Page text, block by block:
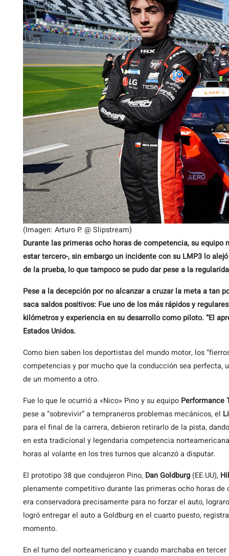
(Imagen: Arturo P. @ Slipstream)
Durante las primeras ocho horas de competencia, su
estar tercero-, sin embargo un incidente con su LMP3 lo
de la prueba, lo que tampoco se pudo dar pese a la
Pese a la decepción por no alcanzar a cruzar la meta a tan
saca saldos positivos: Fue uno de los más rápidos y
kilómetros y experiencia en su desarrollo como piloto. “El
Estados Unidos.
Como bien saben los deportistas del mundo motor, los
competencias y por mucho que la conducción sea perfecta,
de un momento a otro.
Fue lo que le ocurrió a «Nico» Pino y su equipo Performance
pese a “sobrevivir” a tempraneros problemas mecánicos, el
para el final de la carrera, debieron retirarlo de la pista,
en esta tradicional y legendaria competencia
horas al volante en los tres turnos que alcanzó a disputar.
El prototipo 38 que condujeron Pino, Dan Goldburg (EE.UU),
plenamente competitivo durante las primeras ocho horas
era conservadora precisamente para no forzar el auto,
logró entregar el auto a Goldburg en el cuarto puesto,
momento.
En el turno del norteamericano y cuando marchaba en